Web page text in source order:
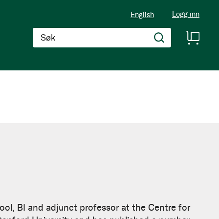
English Logg inn
Søk
BI and adjunct professor at the Centre for